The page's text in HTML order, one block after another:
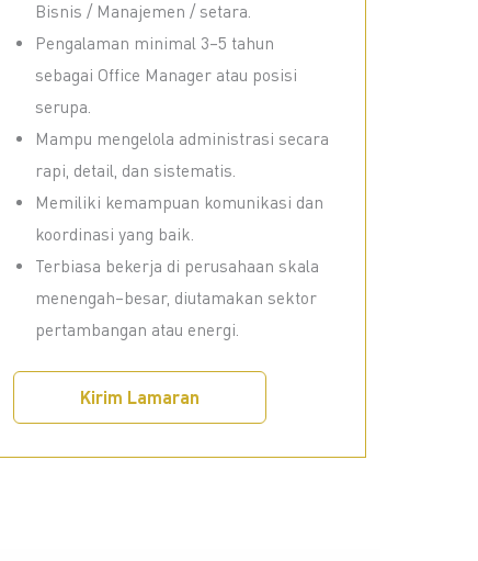
Bisnis / Manajemen / setara.
Pengalaman minimal 3–5 tahun
sebagai Office Manager atau posisi
serupa.
Mampu mengelola administrasi secara
rapi, detail, dan sistematis.
Memiliki kemampuan komunikasi dan
koordinasi yang baik.
Terbiasa bekerja di perusahaan skala
menengah–besar, diutamakan sektor
pertambangan atau energi.
Kirim Lamaran